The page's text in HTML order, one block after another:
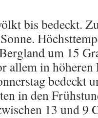
bis bedeckt.
um 15
allem in höheren
bedeckt
in den
13 und 9